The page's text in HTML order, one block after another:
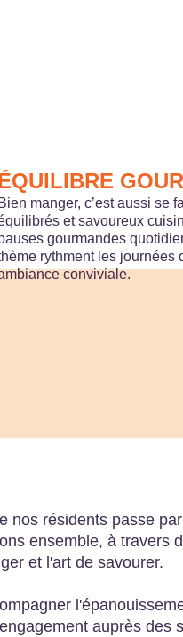
Bien manger, c’est aussi se
et savoureux
gourmandes
rythment les journées
conviviale.
nos résidents passe
ensemble, à travers
et l'art de savourer.
auprès des